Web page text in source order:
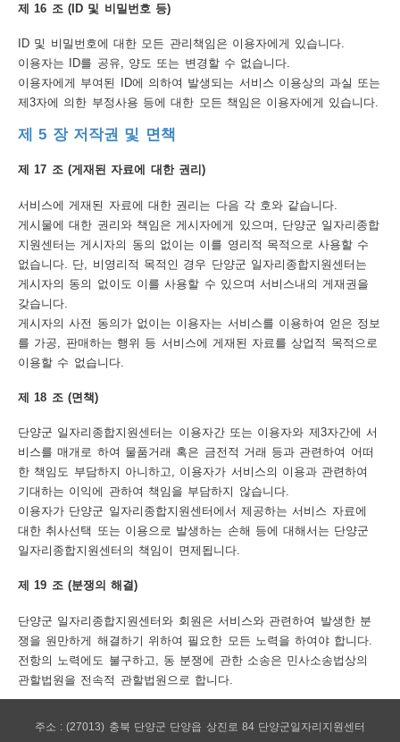
제 16 조 (ID 및 비밀번호 등)
ID 및 비밀번호에 대한 모든 관리책임은 이용자에게 있습니다.
이용자는 ID를 공유, 양도 또는 변경할 수 없습니다.
이용자에게 부여된 ID에 의하여 발생되는 서비스 이용상의 과실 또는
제3자에 의한 부정사용 등에 대한 모든 책임은 이용자에게 있습니다.
제 5 장 저작권 및 면책
제 17 조 (게재된 자료에 대한 권리)
서비스에 게재된 자료에 대한 권리는 다음 각 호와 같습니다.
게시물에 대한 권리와 책임은 게시자에게 있으며, 단양군 일자리종합
지원센터는 게시자의 동의 없이는 이를 영리적 목적으로 사용할 수
없습니다. 단, 비영리적 목적인 경우 단양군 일자리종합지원센터는
게시자의 동의 없이도 이를 사용할 수 있으며 서비스내의 게재권을
갖습니다.
게시자의 사전 동의가 없이는 이용자는 서비스를 이용하여 얻은 정보
를 가공, 판매하는 행위 등 서비스에 게재된 자료를 상업적 목적으로
이용할 수 없습니다.
제 18 조 (면책)
단양군 일자리종합지원센터는 이용자간 또는 이용자와 제3자간에 서
비스를 매개로 하여 물품거래 혹은 금전적 거래 등과 관련하여 어떠
한 책임도 부담하지 아니하고, 이용자가 서비스의 이용과 관련하여
기대하는 이익에 관하여 책임을 부담하지 않습니다.
이용자가 단양군 일자리종합지원센터에서 제공하는 서비스 자료에
대한 취사선택 또는 이용으로 발생하는 손해 등에 대해서는 단양군
일자리종합지원센터의 책임이 면제됩니다.
제 19 조 (분쟁의 해결)
단양군 일자리종합지원센터와 회원은 서비스와 관련하여 발생한 분
쟁을 원만하게 해결하기 위하여 필요한 모든 노력을 하여야 합니다.
전항의 노력에도 불구하고, 동 분쟁에 관한 소송은 민사소송법상의
관할법원을 전속적 관할법원으로 합니다.
주소 : (27013) 충북 단양군 단양읍 상진로 84 단양군일자리지원센터